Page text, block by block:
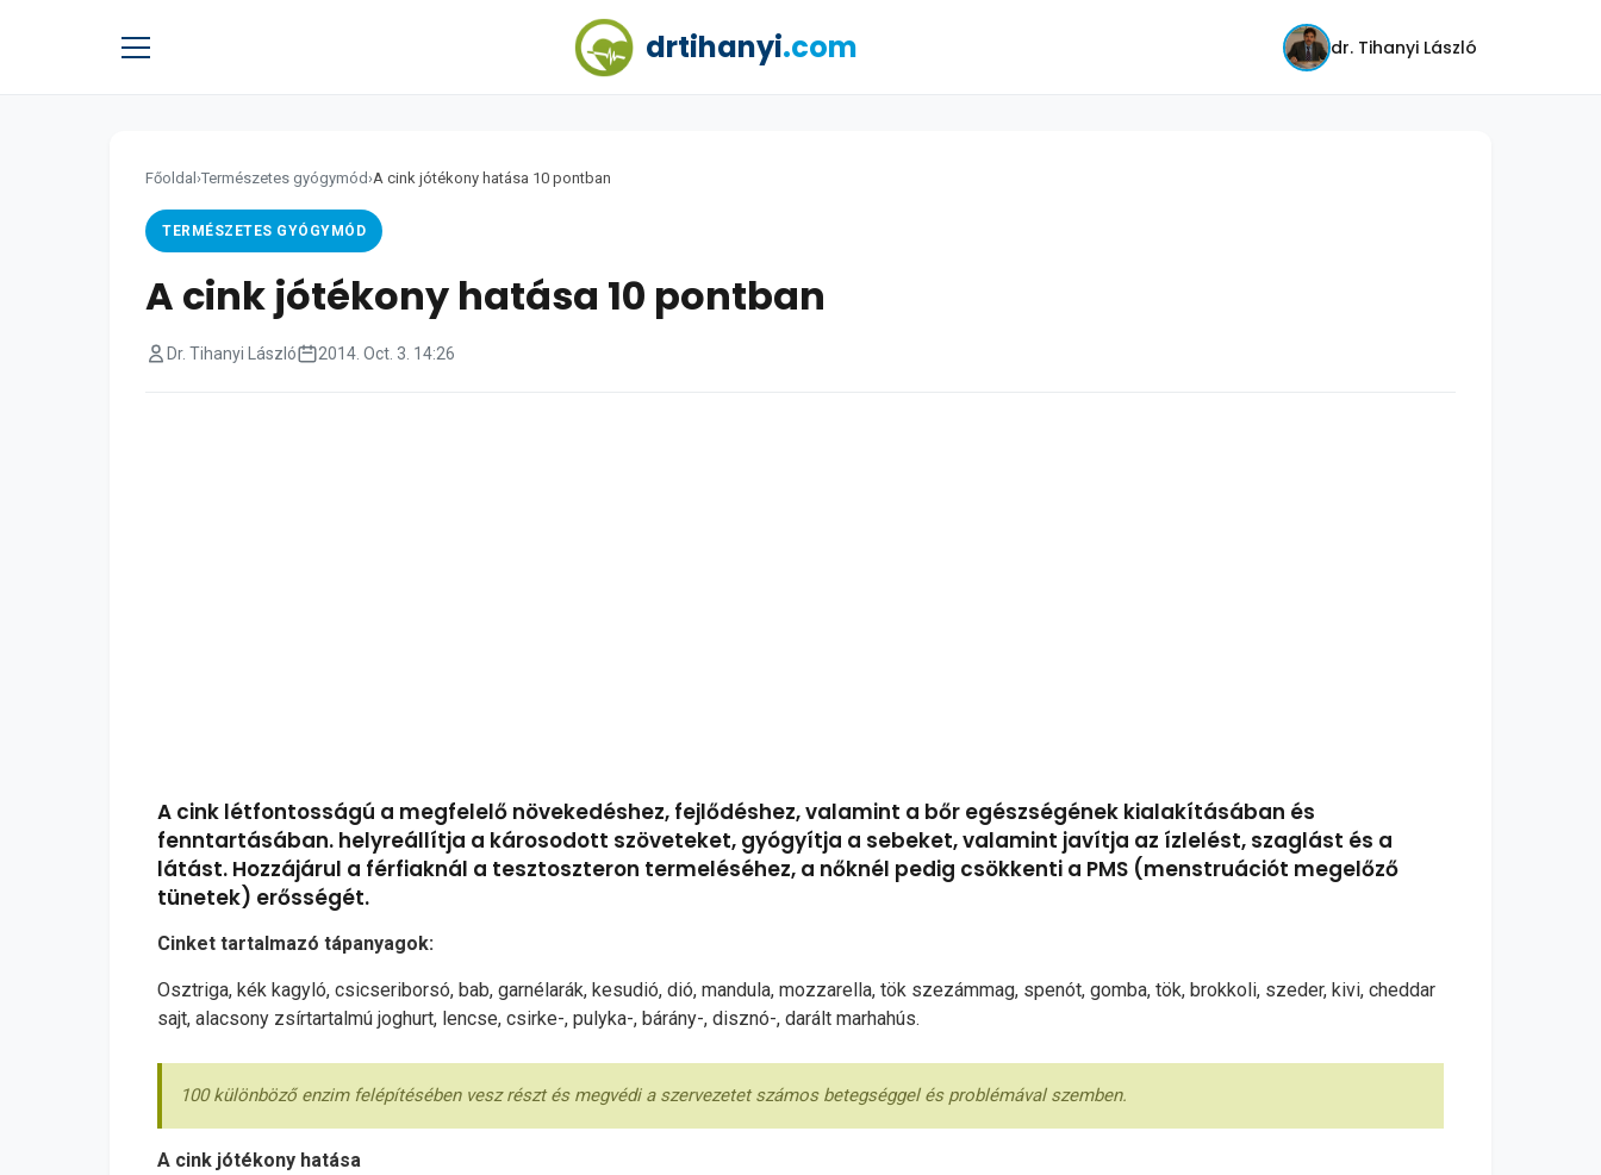
drtihanyi.com dr. Tihanyi László
Főoldal ›Természetes gyógymód ›A cink jótékony hatása 10 pontban
TERMÉSZETES GYÓGYMÓD
A cink jótékony hatása 10 pontban
Dr. Tihanyi László 2014. Oct. 3. 14:26
A cink létfontosságú a megfelelő növekedéshez, fejlődéshez, valamint a bőr egészségének kialakításában és
fenntartásában. helyreállítja a károsodott szöveteket, gyógyítja a sebeket, valamint javítja az ízlelést, szaglást és a
látást. Hozzájárul a férfiaknál a tesztoszteron termeléséhez, a nőknél pedig csökkenti a PMS (menstruációt megelőző
tünetek) erősségét.
Cinket tartalmazó tápanyagok:
Osztriga, kék kagyló, csicseriborsó, bab, garnélarák, kesudió, dió, mandula, mozzarella, tök szezámmag, spenót, gomba, tök, brokkoli, szeder, kivi, cheddar
sajt, alacsony zsírtartalmú joghurt, lencse, csirke-, pulyka-, bárány-, disznó-, darált marhahús.
100 különböző enzim felépítésében vesz részt és megvédi a szervezetet számos betegséggel és problémával szemben.
A cink jótékony hatása